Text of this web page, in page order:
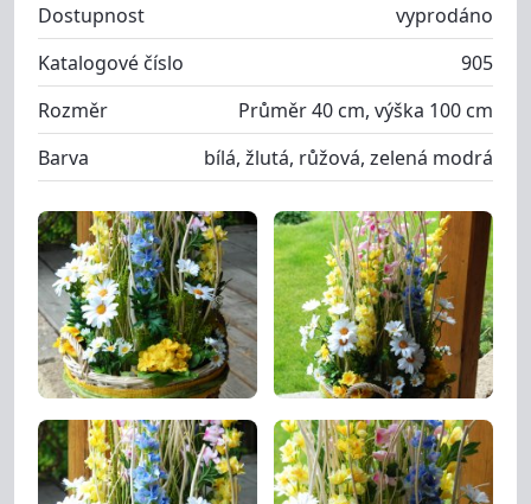
Dostupnost
vyprodáno
Katalogové číslo
905
Rozměr
Průměr 40 cm, výška 100 cm
Barva
bílá, žlutá, růžová, zelená modrá